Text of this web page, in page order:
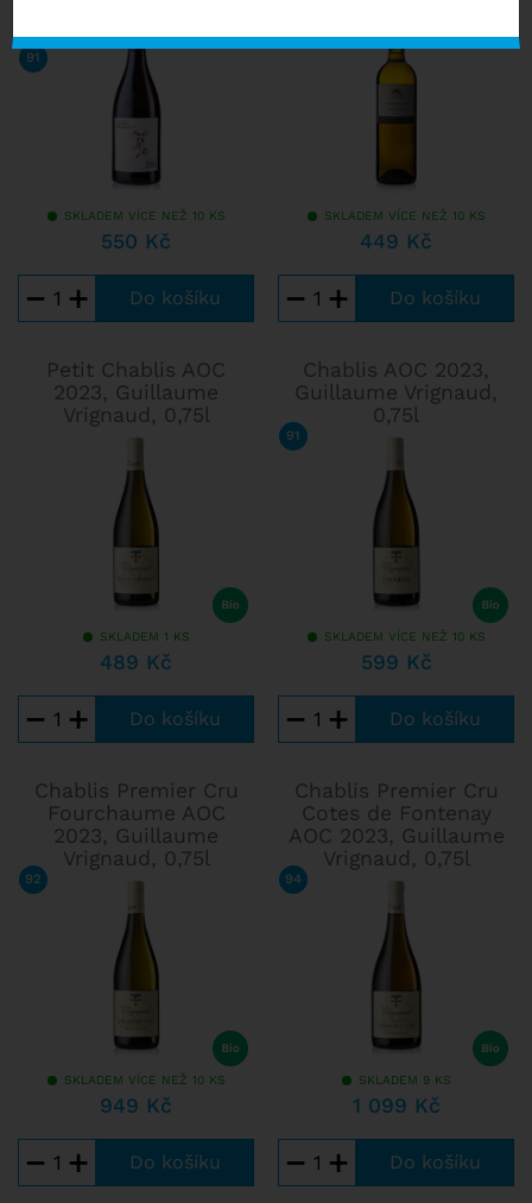
91 FALSTAFF
SKLADEM VÍCE NEŽ 10 KS
550 Kč
− +
SKLADEM VÍCE NEŽ 10 KS
449 Kč
− +
Petit Chablis AOC
2023, Guillaume
Vrignaud, 0,75l
SKLADEM 1 KS
489 Kč
− +
Chablis AOC 2023,
Guillaume Vrignaud,
0,75l
91 TIM ATKIN
SKLADEM VÍCE NEŽ 10 KS
599 Kč
− +
Chablis Premier Cru
Fourchaume AOC
2023, Guillaume
Vrignaud, 0,75l
92 TIM ATKIN
SKLADEM VÍCE NEŽ 10 KS
949 Kč
− +
Chablis Premier Cru
Cotes de Fontenay
AOC 2023, Guillaume
Vrignaud, 0,75l
94 TIM ATKIN
SKLADEM 9 KS
1 099 Kč
− +